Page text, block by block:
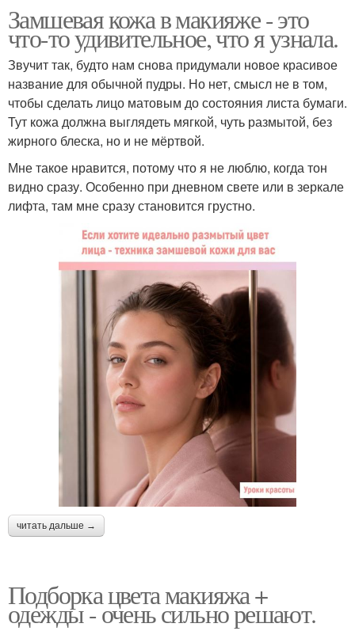
Замшевая кожа в макияже - это
что-то удивительное, что я узнала.
Звучит так, будто нам снова придумали новое красивое
название для обычной пудры. Но нет, смысл не в том,
чтобы сделать лицо матовым до состояния листа бумаги.
Тут кожа должна выглядеть мягкой, чуть размытой, без
жирного блеска, но и не мёртвой.
Мне такое нравится, потому что я не люблю, когда тон
видно сразу. Особенно при дневном свете или в зеркале
лифта, там мне сразу становится грустно.
читать дальше →
Подборка цвета макияжа +
одежды - очень сильно решают.